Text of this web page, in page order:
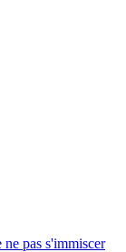
pas s'immiscer